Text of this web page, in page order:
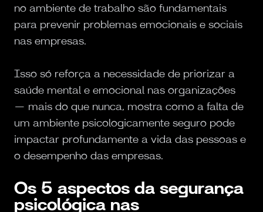
no ambiente de trabalho são fundamentais
para prevenir problemas emocionais e sociais
nas empresas.
Isso só reforça a necessidade de priorizar a
saúde mental e emocional nas organizações
— mais do que nunca, mostra como a falta de
um ambiente psicologicamente seguro pode
impactar profundamente a vida das pessoas e
o desempenho das empresas.
Os 5 aspectos da segurança
psicológica nas